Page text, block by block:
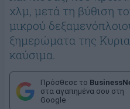
χλμ, μετά τη βύθιση
μικρού
ξημερώματα της
καύσιμα.
Πρόσθεσε το
στα αγαπημένα σου στη
Google